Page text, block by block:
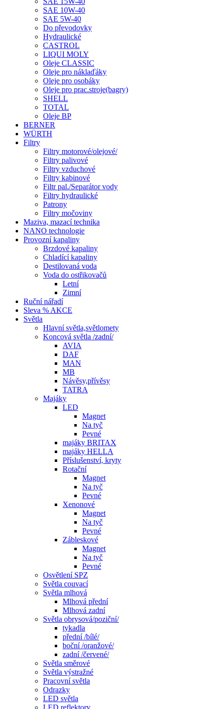
SAE 10W-40
SAE 5W-40
Do převodovky
Hydraulické
CASTROL
LIQUI MOLY
Oleje CLASSIC
Oleje pro náklaďáky
Oleje pro osobáky
Oleje pro prac.stroje(bagry)
SHELL
TOTAL
Oleje BP
BERNER
WÜRTH
Filtry
Filtry motorové/olejové/
Filtry palivové
Filtry vzduchové
Filtry kabinové
Filtr pal./Separátor vody
Filtry hydraulické
Patrony
Filtry močoviny
Maziva, mazací technika
NANO technologie
Provozní kapaliny
Brzdové kapaliny
Chladící kapaliny
Destilovaná voda
Voda do ostřikovačů
Letní
Zimní
Ruční nářadí
Sleva % AKCE
Světla
Hlavní světla,světlomety
Koncová světla /zadní/
AVIA
DAF
MAN
MB
Návěsy,přívěsy
TATRA
Majáky
LED
Magnet
Na tyč
Pevné
majáky BRITAX
majáky HELLA
Příslušenství, kryty
Rotační
Magnet
Na tyč
Pevné
Xenonové
Magnet
Na tyč
Pevné
Zábleskové
Magnet
Na tyč
Pevné
Osvětlení SPZ
Světla couvací
Světla mlhová
Mlhová přední
Mlhová zadní
Světla obrysová/poziční/
tykadla
přední /bílé/
boční /oranžové/
zadní /červené/
Světla směrové
Světla výstražné
Pracovní světla
Odrazky
LED světla
LED reflektory